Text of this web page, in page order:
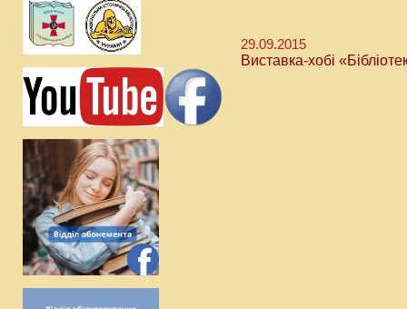
29.09.2015
Виставка-хобі